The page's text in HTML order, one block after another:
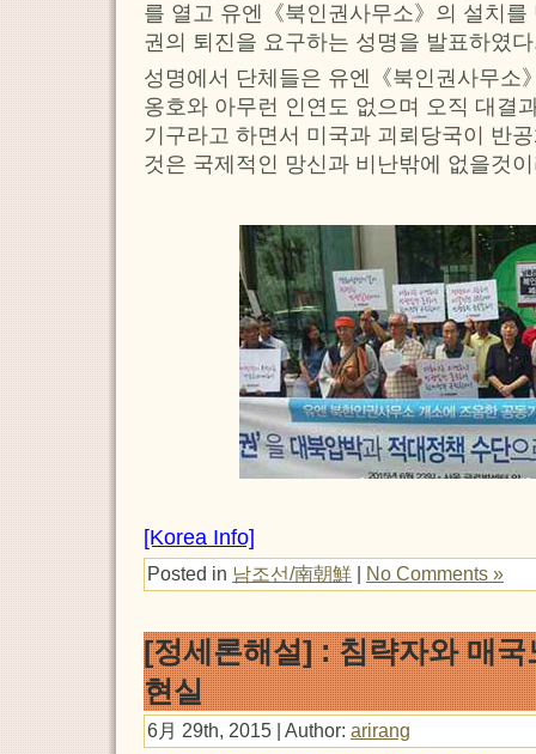
를 열고 유엔《북인권사무소》의 설치
권의 퇴진을 요구하는 성명을 발표하였
성명에서 단체들은 유엔《북인권사무소
옹호와 아무런 인연도 없으며 오직 대결
기구라고 하면서 미국과 괴뢰당국이 반
것은 국제적인 망신과 비난밖에 없을것
[Korea Info]
Posted in 남조선/南朝鮮 | No Comments »
[정세론해설] : 침략자와 매
현실
6月 29th, 2015 | Author: arirang